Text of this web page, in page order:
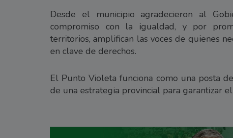
Desde el municipio agradecieron al
compromiso con la igualdad, y por
territorios, amplifican las voces de quienes
en clave de derechos.
El Punto Violeta funciona como una posta
de una estrategia provincial para garantizar